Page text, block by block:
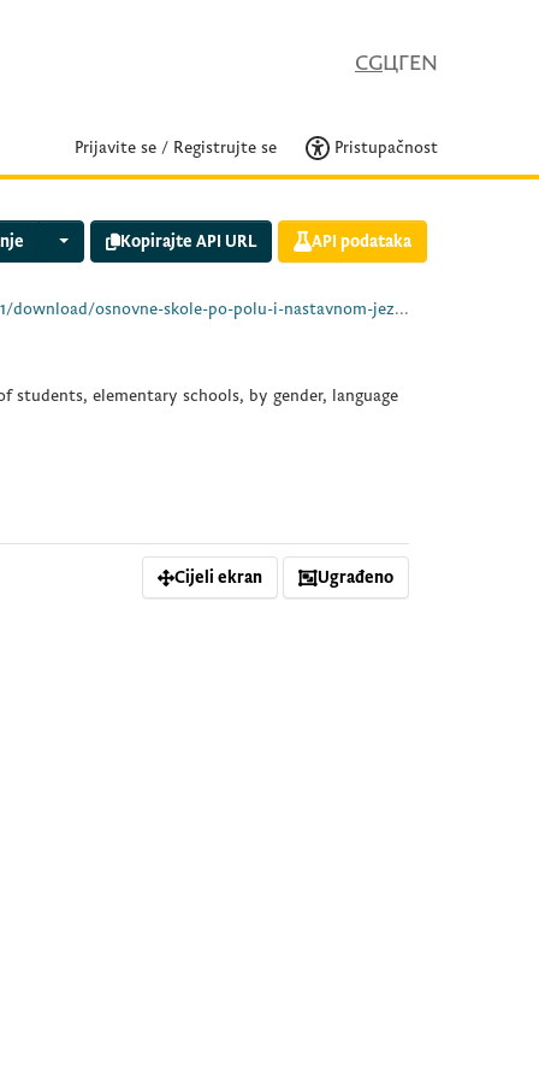
CGЦГEN
Prijavite se / Registrujte se Pristupačnost
Kopirajte API URL API podataka
po-polu-i-nastavnom-jeziku-i-tipu-svojine-2024-25.xls
students, elementary schools, by gender, language
Cijeli ekran Ugrađeno